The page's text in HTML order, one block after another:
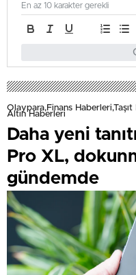
En az 10 karakter gerekli
Olaypara,Finans
Altın Haberleri
Daha yeni
Pro XL,
gündemde